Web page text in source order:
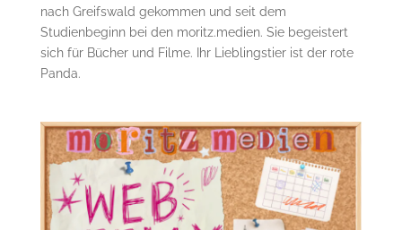
nach Greifswald gekommen und seit dem
Studienbeginn bei den moritz.medien. Sie begeistert
sich für Bücher und Filme. Ihr Lieblingstier ist der rote
Panda.